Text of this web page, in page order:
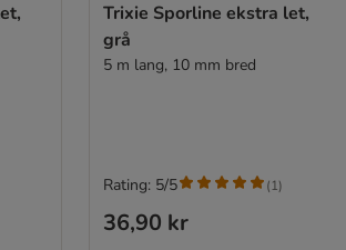
Trixie Sporline ekstra let,
grå
5 m lang, 10 mm bred
36,90 kr
Rating: 5/5 (1)